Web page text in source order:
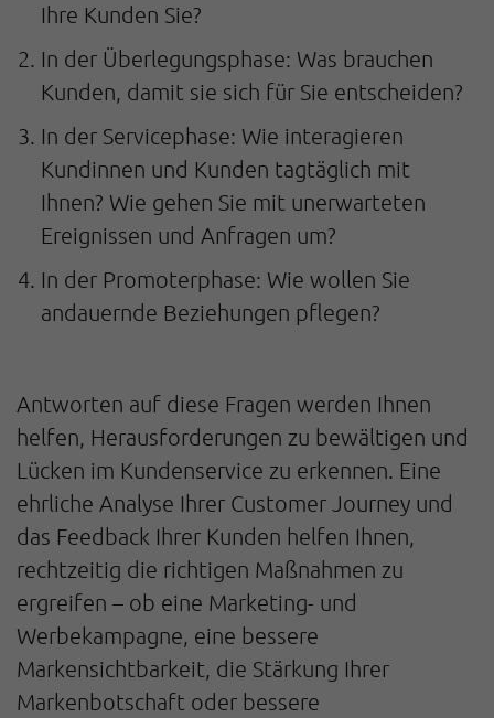
Ihre Kunden Sie?
In der Überlegungsphase: Was brauchen
Kunden, damit sie sich für Sie entscheiden?
In der Servicephase: Wie interagieren
Kundinnen und Kunden tagtäglich mit
Ihnen? Wie gehen Sie mit unerwarteten
Ereignissen und Anfragen um?
In der Promoterphase: Wie wollen Sie
andauernde Beziehungen pflegen?
Antworten auf diese Fragen werden Ihnen
helfen, Herausforderungen zu bewältigen und
Lücken im Kundenservice zu erkennen. Eine
ehrliche Analyse Ihrer Customer Journey und
das Feedback Ihrer Kunden helfen Ihnen,
rechtzeitig die richtigen Maßnahmen zu
ergreifen – ob eine Marketing- und
Werbekampagne, eine bessere
Markensichtbarkeit, die Stärkung Ihrer
Markenbotschaft oder bessere